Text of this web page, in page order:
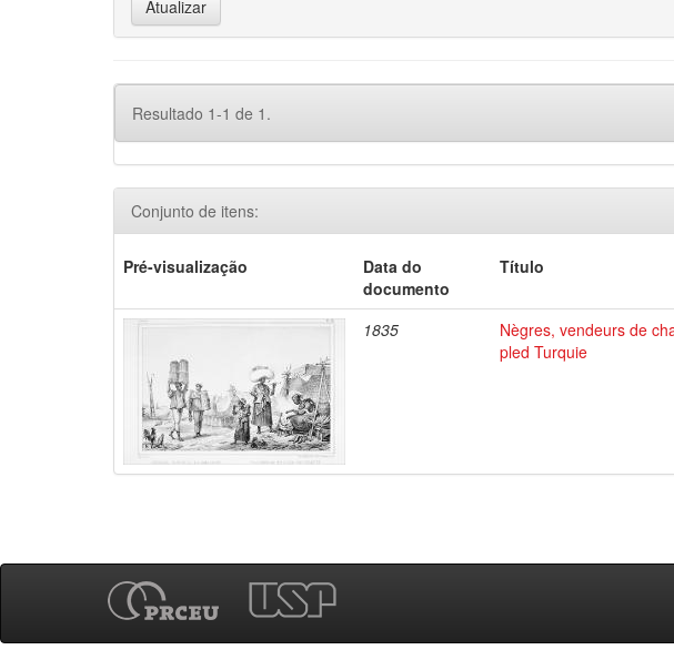
Resultado 1-1 de 1.
Conjunto de itens:
Pré-visualização
Data do
documento
Título
1835
Nègres, vendeurs de
pled Turquie